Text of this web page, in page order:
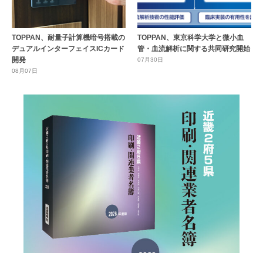
TOPPAN、耐量子計算機暗号搭載の
デュアルインターフェイスICカード
開発
08月07日
TOPPAN、東京科学大学と微小血
管・血流解析に関する共同研究開始
07月30日